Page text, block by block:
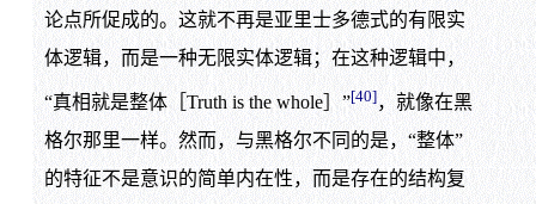
论点所促成的。这就不再是亚里士多德式的有限实
体逻辑，而是一种无限实体逻辑；在这种逻辑中，
“真相就是整体［Truth is the whole］”[40]，就像在黑
格尔那里一样。然而，与黑格尔不同的是，“整体”
的特征不是意识的简单内在性，而是存在的结构复